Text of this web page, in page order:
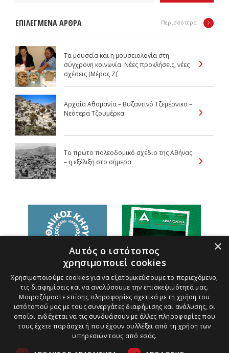
ΕΠΙΛΕΓΜΕΝΑ ΑΡΘΡΑ Περισσότερα
Τα μουσεία και η μουσειολογία στη
σύγχρονη κοινωνία. Νέες προκλήσεις, νέες
σχέσεις (Μέρος Z΄)
Αρχαία Αθαμανία – Βυζαντινό Τζεμέρνικο –
Νεότερα Τζουμέρκα
Το πρώτο πολεοδομικό σχέδιο της Αθήνας
– η εξέλιξη στο σήμερα
×
Αυτός ο ιστότοπος
χρησιμοποιεί cookies
Χρησιμοποιούμε cookies για να εξατομικεύσουμε το περιεχόμενο,
τις διαφημίσεις και να αναλύσουμε την επισκεψιμότητά μας.
Μοιραζόμαστε επίσης πληροφορίες σχετικά με τη χρήση του
ιστότοπού μας με τους συνεργάτες διαφήμισης και ανάλυσης, οι
οποίοι ενδέχεται να τις συνδυάσουν με άλλες πληροφορίες που
τους έχετε παράσχει ή που έχουν συλλέξει από τη χρήση των
υπηρεσιών τους από εσάς.